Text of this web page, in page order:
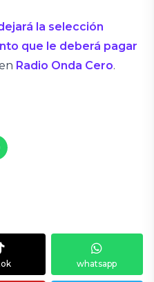
la selección
que le deberá pagar
Radio Onda Cero.
whatsapp